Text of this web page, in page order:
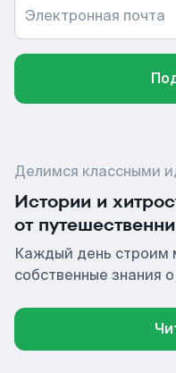
Электронная почта
Делимся классными
Истории и
от
Каждый день строим
собственные знания